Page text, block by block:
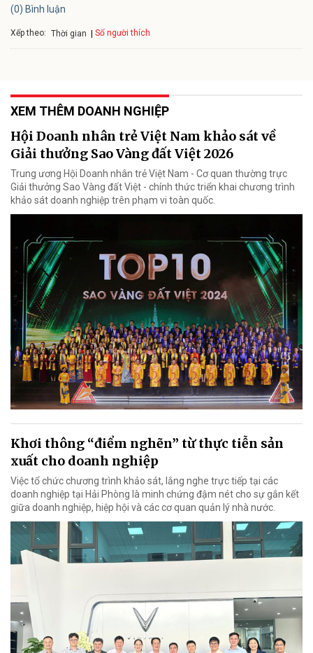
(0) Bình luận
Xếp theo: Thời gian Số người thích
XEM THÊM DOANH NGHIỆP
Hội Doanh nhân trẻ Việt Nam khảo sát về
Giải thưởng Sao Vàng đất Việt 2026
Trung ương Hội Doanh nhân trẻ Việt Nam - Cơ quan thường trực
Giải thưởng Sao Vàng đất Việt - chính thức triển khai chương trình
khảo sát doanh nghiệp trên phạm vi toàn quốc.
Khơi thông “điểm nghẽn” từ thực tiễn sản
xuất cho doanh nghiệp
Việc tổ chức chương trình khảo sát, lắng nghe trực tiếp tại các
doanh nghiệp tại Hải Phòng là minh chứng đậm nét cho sự gắn kết
giữa doanh nghiệp, hiệp hội và các cơ quan quản lý nhà nước.